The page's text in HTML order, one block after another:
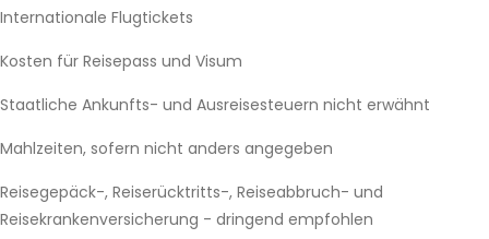
Internationale Flugtickets
Kosten für Reisepass und Visum
Staatliche Ankunfts- und Ausreisesteuern nicht erwähnt
Mahlzeiten, sofern nicht anders angegeben
Reisegepäck-, Reiserücktritts-, Reiseabbruch- und
Reisekrankenversicherung - dringend empfohlen